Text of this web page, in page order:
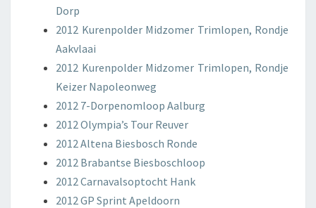
Dorp
2012 Kurenpolder Midzomer Trimlopen, Rondje
Aakvlaai
2012 Kurenpolder Midzomer Trimlopen, Rondje
Keizer Napoleonweg
2012 7-Dorpenomloop Aalburg
2012 Olympia’s Tour Reuver
2012 Altena Biesbosch Ronde
2012 Brabantse Biesboschloop
2012 Carnavalsoptocht Hank
2012 GP Sprint Apeldoorn